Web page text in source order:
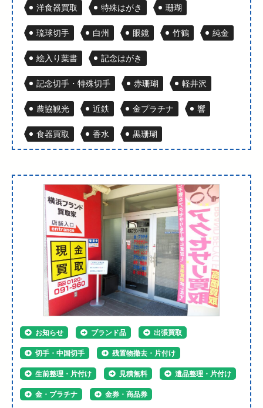
洋食器買取 特殊はがき 珊瑚
琉球切手 白州 眼鏡 竹鶴 純金
絵入り葉書 記念はがき
記念切手・特殊切手 赤珊瑚 軽井沢
農協観光 近鉄 金プラチナ 響
食器買取 香水 黒珊瑚
お知らせ ブランド品 出張買取
切手・中国切手 残置物撤去・片付け
生前整理・片付け 見積無料 遺品整理・片付け
金・プラチナ 金券・商品券